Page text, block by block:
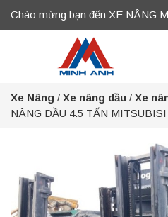
Chào mừng bạn đến XE NÂNG
Xe Nâng / Xe nâng dầu / Xe
NÂNG DẦU 4.5 TẤN